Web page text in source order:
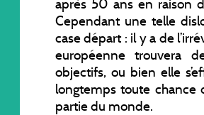
après 50 ans en raison
Cependant une telle
case départ : il y a de
européenne trouvera
objectifs, ou bien elle
longtemps toute chance
partie du monde.